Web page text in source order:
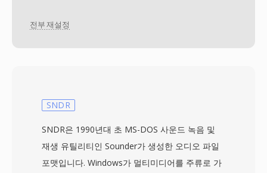
전부 재설정
SNDR
SNDR은 1990년대 초 MS-DOS 사운드 녹음 및
재생 유틸리티인 Sounder가 생성한 오디오 파일
포맷입니다. Windows가 멀티미디어를 주류로 가